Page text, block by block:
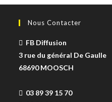
Nous Contacter
FB Diffusion
3 rue du général De Gaulle
68690 MOOSCH
03 89 39 15 70